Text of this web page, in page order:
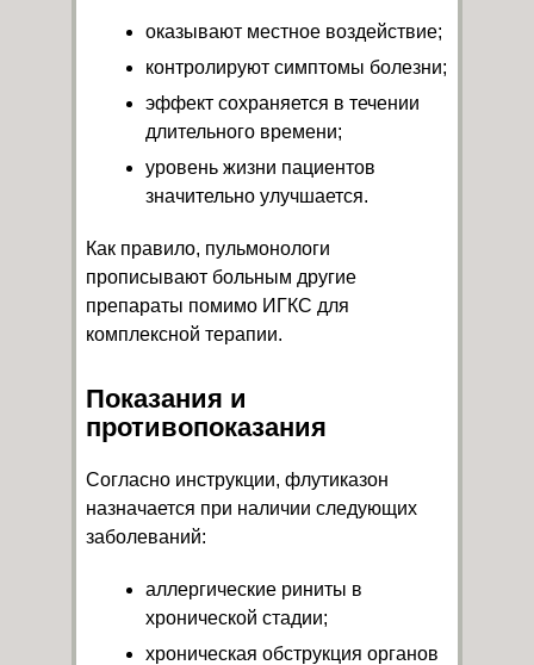
оказывают местное воздействие;
контролируют симптомы болезни;
эффект сохраняется в течении
длительного времени;
уровень жизни пациентов
значительно улучшается.
Как правило, пульмонологи
прописывают больным другие
препараты помимо ИГКС для
комплексной терапии.
Показания и
противопоказания
Согласно инструкции, флутиказон
назначается при наличии следующих
заболеваний:
аллергические риниты в
хронической стадии;
хроническая обструкция органов